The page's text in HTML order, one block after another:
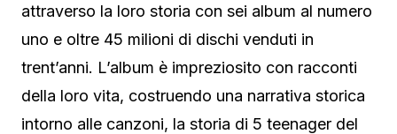
attraverso la loro storia con sei album al numero
uno e oltre 45 milioni di dischi venduti in
trent’anni. L’album è impreziosito con racconti
della loro vita, costruendo una narrativa storica
intorno alle canzoni, la storia di 5 teenager del